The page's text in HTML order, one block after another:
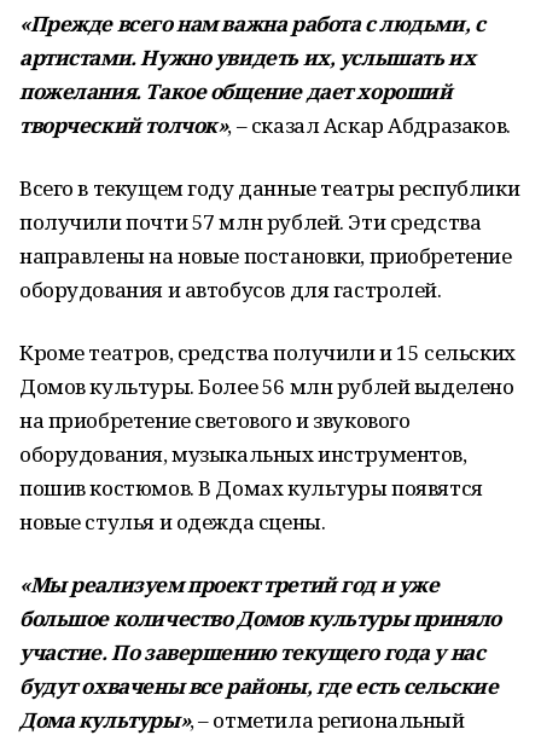
«Прежде всего нам важна работа с людьми, с
артистами. Нужно увидеть их, услышать их
пожелания. Такое общение дает хороший
творческий толчок», – сказал Аскар Абдразаков.
Всего в текущем году данные театры республики
получили почти 57 млн рублей. Эти средства
направлены на новые постановки, приобретение
оборудования и автобусов для гастролей.
Кроме театров, средства получили и 15 сельских
Домов культуры. Более 56 млн рублей выделено
на приобретение светового и звукового
оборудования, музыкальных инструментов,
пошив костюмов. В Домах культуры появятся
новые стулья и одежда сцены.
«Мы реализуем проект третий год и уже
большое количество Домов культуры приняло
участие. По завершению текущего года у нас
будут охвачены все районы, где есть сельские
Дома культуры», – отметила региональный